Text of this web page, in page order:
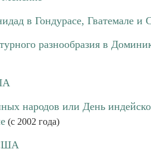
в Гондурасе, Гватемале и
разнообразия в
народов или День
(с 2002 года)